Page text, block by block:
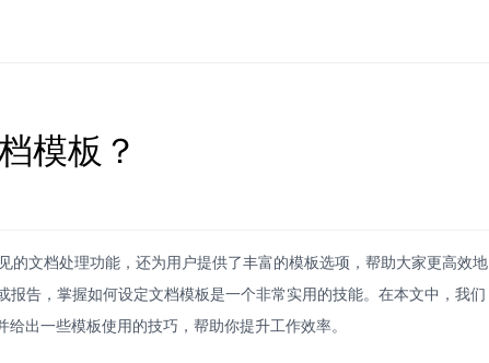
模板？
的文档处理功能，还为用户提供了丰富的模板选项，帮助大家更高效地
告，掌握如何设定文档模板是一个非常实用的技能。在本文中，我们
给出一些模板使用的技巧，帮助你提升工作效率。